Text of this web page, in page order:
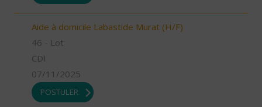
Aide à domicile Labastide Murat (H/F)
46 - Lot
CDI
07/11/2025
POSTULER